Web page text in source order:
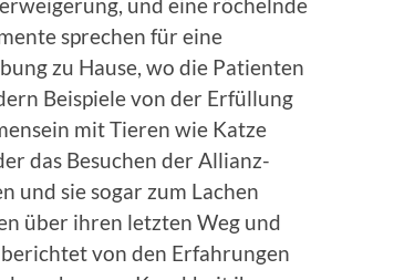
sprechen für eine
zu Hause, wo die Patienten
Beispiele von der Erfüllung
mit Tieren wie Katze
das Besuchen der Allianz-
und sie sogar zum Lachen
über ihren letzten Weg und
von den Erfahrungen